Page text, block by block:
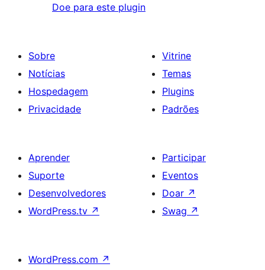
Doe para este plugin
Sobre
Notícias
Hospedagem
Privacidade
Vitrine
Temas
Plugins
Padrões
Aprender
Suporte
Desenvolvedores
WordPress.tv ↗
Participar
Eventos
Doar ↗
Swag ↗
WordPress.com ↗